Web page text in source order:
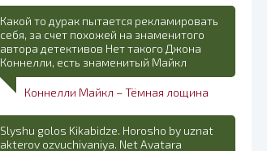
Какой то дурак пытается рекламировать
себя, за счет похожей на знаменитого
автора детективов Нет такого Джона
Коннелли, есть знаменитый Майкл
Коннелли Майкл – Тёмная лощина
Slyshu golos Kikabidze. Horosho by uznat
akterov ozvuchivaniya. Net Avatara